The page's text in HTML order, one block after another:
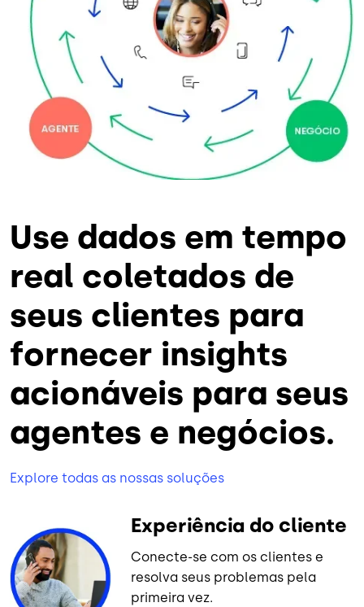
Use dados em tempo
real coletados de
seus clientes para
fornecer insights
acionáveis para seus
agentes e negócios.
Explore todas as nossas soluções
Experiência do cliente
Conecte-se com os clientes e
resolva seus problemas pela
primeira vez.